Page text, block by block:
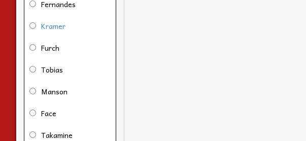
Fernandes
Kramer
Furch
Tobias
Manson
Face
Takamine